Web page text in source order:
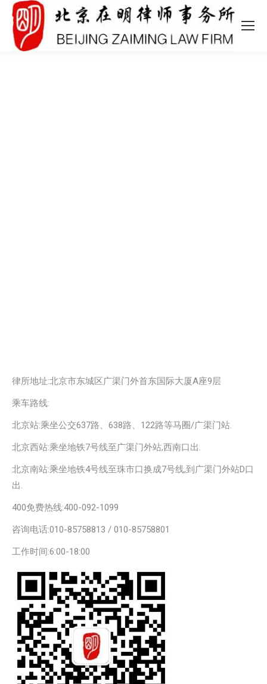
律所地址:北京市东城区广渠门外首东国际大厦A座9层
乘车路线:
北京站:乘坐公交637路、638路、122路等马圈/广渠门站.
北京西站:乘坐地铁7号线至广渠门外站,西南口出.
北京南站:乘坐地铁4号线至珠市口换成7号线,到广渠门外站D口
出.
400免费热线:400-092-1099
咨询电话:010-85758813 / 010-85758801
工作时间:6:00-18:00